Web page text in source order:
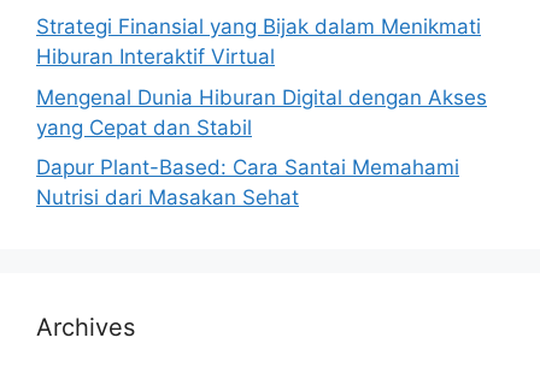
Strategi Finansial yang Bijak dalam Menikmati
Hiburan Interaktif Virtual
Mengenal Dunia Hiburan Digital dengan Akses
yang Cepat dan Stabil
Dapur Plant-Based: Cara Santai Memahami
Nutrisi dari Masakan Sehat
Archives